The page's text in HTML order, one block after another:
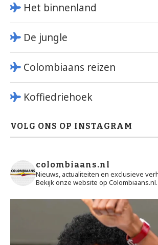
Het binnenland
De jungle
Colombiaans reizen
Koffiedriehoek
VOLG ONS OP INSTAGRAM
colombiaans.nl
Nieuws, actualiteiten en exclusieve
Bekijk onze website op Colombiaans.nl.